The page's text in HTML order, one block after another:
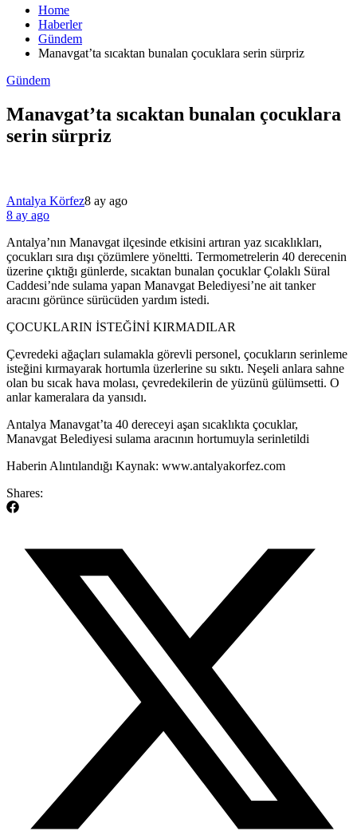
Home
Haberler
Gündem
Manavgat’ta sıcaktan bunalan çocuklara serin sürpriz
Gündem
Manavgat’ta sıcaktan bunalan çocuklara
serin sürpriz
Antalya Körfez8 ay ago
8 ay ago
Antalya’nın Manavgat ilçesinde etkisini artıran yaz sıcaklıkları,
çocukları sıra dışı çözümlere yöneltti. Termometrelerin 40 derecenin
üzerine çıktığı günlerde, sıcaktan bunalan çocuklar Çolaklı Süral
Caddesi’nde sulama yapan Manavgat Belediyesi’ne ait tanker
aracını görünce sürücüden yardım istedi.
ÇOCUKLARIN İSTEĞİNİ KIRMADILAR
Çevredeki ağaçları sulamakla görevli personel, çocukların serinleme
isteğini kırmayarak hortumla üzerlerine su sıktı. Neşeli anlara sahne
olan bu sıcak hava molası, çevredekilerin de yüzünü gülümsetti. O
anlar kameralara da yansıdı.
​Antalya Manavgat’ta 40 dereceyi aşan sıcaklıkta çocuklar,
Manavgat Belediyesi sulama aracının hortumuyla serinletildi
​Haberin Alıntılandığı Kaynak: www.antalyakorfez.com
Shares: